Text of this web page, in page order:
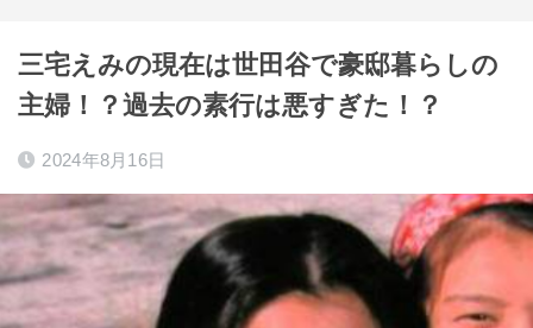
三宅えみの現在は世田谷で豪邸暮らしの
主婦！？過去の素行は悪すぎた！？
2024年8月16日